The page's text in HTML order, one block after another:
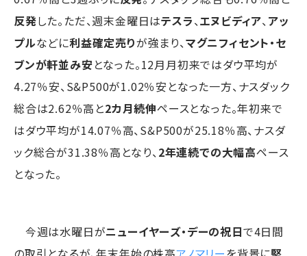
反発した。ただ、週末金曜日はテスラ、エヌビディア、 アッ
プルなどに利益確定売りが強まり、マグニフィセント・セ
ブンが軒並み安となった。12月月初来ではダウ平均が
4.27％安、S&P500が1.02％安となった一方、ナスダック
総合は2.62％高と2カ月続伸ペースとなった。年初来で
はダウ平均が14.07％高、S&P500が25.18％高、ナスダ
ック総合が31.38％高となり、 2年連続での大幅高ペース
となった。
今週は水曜日がニューイヤーズ・デーの祝日で4日間